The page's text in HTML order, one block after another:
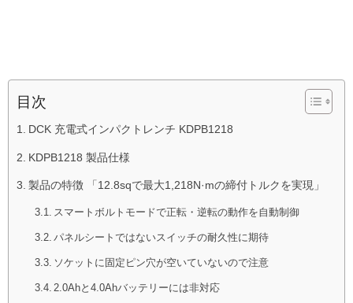
目次
DCK 充電式インパクトレンチ KDPB1218
KDPB1218 製品仕様
製品の特徴 「12.8sqで最大1,218N·mの締付トルクを実現」
スマートボルトモードで正転・逆転の動作を自動制御
パネルシートではないスイッチの耐久性に期待
ソケットに固定ピン穴が空いていないので注意
2.0Ahと4.0Ahバッテリーには非対応